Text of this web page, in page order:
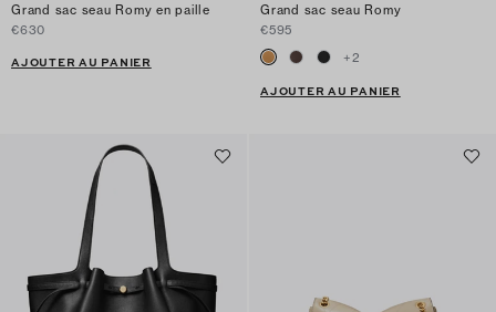
Grand sac seau Romy en paille
€630
AJOUTER AU PANIER
Grand sac seau Romy
€595
+2
AJOUTER AU PANIER